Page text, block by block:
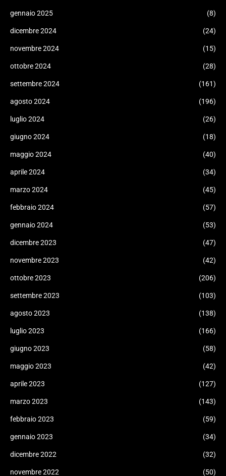
gennaio 2025 (8)
dicembre 2024 (24)
novembre 2024 (15)
ottobre 2024 (28)
settembre 2024 (161)
agosto 2024 (196)
luglio 2024 (26)
giugno 2024 (18)
maggio 2024 (40)
aprile 2024 (34)
marzo 2024 (45)
febbraio 2024 (57)
gennaio 2024 (53)
dicembre 2023 (47)
novembre 2023 (42)
ottobre 2023 (206)
settembre 2023 (103)
agosto 2023 (138)
luglio 2023 (166)
giugno 2023 (58)
maggio 2023 (42)
aprile 2023 (127)
marzo 2023 (143)
febbraio 2023 (59)
gennaio 2023 (34)
dicembre 2022 (32)
novembre 2022 (50)